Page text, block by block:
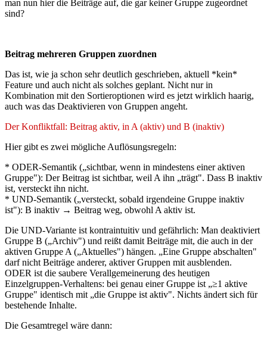
man nun hier die Beiträge auf, die gar keiner Gruppe zugeordnet
sind?
Beitrag mehreren Gruppen zuordnen
Das ist, wie ja schon sehr deutlich geschrieben, aktuell *kein*
Feature und auch nicht als solches geplant. Nicht nur in
Kombination mit den Sortieroptionen wird es jetzt wirklich haarig,
auch was das Deaktivieren von Gruppen angeht.
Der Konfliktfall: Beitrag aktiv, in A (aktiv) und B (inaktiv)
Hier gibt es zwei mögliche Auflösungsregeln:
* ODER-Semantik („sichtbar, wenn in mindestens einer aktiven
Gruppe"): Der Beitrag ist sichtbar, weil A ihn „trägt". Dass B inaktiv
ist, versteckt ihn nicht.
* UND-Semantik („versteckt, sobald irgendeine Gruppe inaktiv
ist"): B inaktiv → Beitrag weg, obwohl A aktiv ist.
Die UND-Variante ist kontraintuitiv und gefährlich: Man deaktiviert
Gruppe B („Archiv") und reißt damit Beiträge mit, die auch in der
aktiven Gruppe A („Aktuelles") hängen. „Eine Gruppe abschalten"
darf nicht Beiträge anderer, aktiver Gruppen mit ausblenden.
ODER ist die saubere Verallgemeinerung des heutigen
Einzelgruppen-Verhaltens: bei genau einer Gruppe ist „≥1 aktive
Gruppe" identisch mit „die Gruppe ist aktiv". Nichts ändert sich für
bestehende Inhalte.
Die Gesamtregel wäre dann: